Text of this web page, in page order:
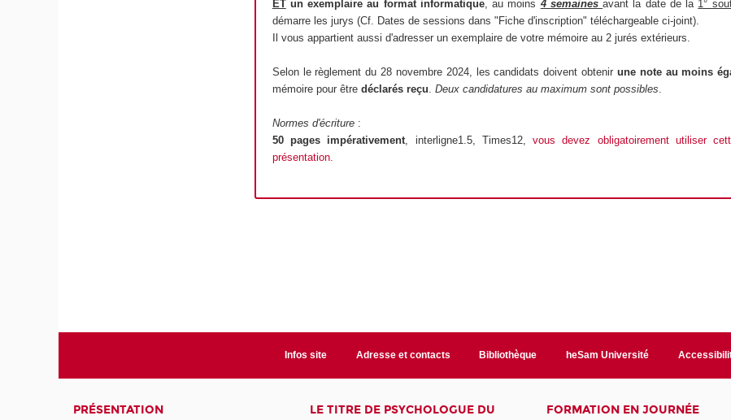
ETun exemplaire au format informatique, au moins 4 semaines avant la date de la 1°
démarre les jurys (Cf. Dates de sessions dans "Fiche d'inscription" téléchargeable ci-joint).
Il vous appartient aussi d'adresser un exemplaire de votre mémoire au 2 jurés extérieurs.
Selon le règlement du 28 novembre 2024, les candidats doivent obtenir une note au moins
mémoire pour être déclarés reçu Deux candidatures au maximum sont possibles
Normes d'écriture:
50 pages impérativement , interligne1.5, Times12,vous devez obligatoirement utiliser
présentation.
Infos site Adresse et contacts Bibliothèque heSam Université
PRÉSENTATION
LE TITRE DE PSYCHOLOGUE DU
FORMATION EN JOURNÉE